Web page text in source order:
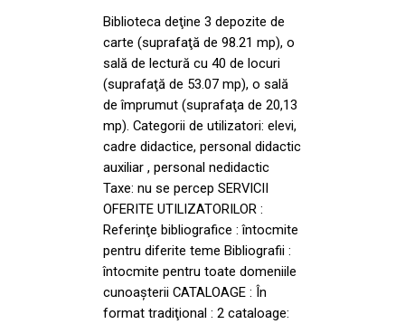
Biblioteca deţine 3 depozite de
carte (suprafaţă de 98.21 mp), o
sală de lectură cu 40 de locuri
(suprafaţă de 53.07 mp), o sală
de împrumut (suprafaţa de 20,13
mp). Categorii de utilizatori: elevi,
cadre didactice, personal didactic
auxiliar , personal nedidactic
Taxe: nu se percep SERVICII
OFERITE UTILIZATORILOR :
Referinţe bibliografice : întocmite
pentru diferite teme Bibliografii :
întocmite pentru toate domeniile
cunoaşterii CATALOAGE : În
format tradiţional : 2 cataloage: